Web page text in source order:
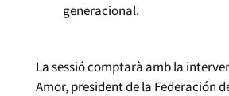
generacional.
La sessió comptarà amb la
Amor, president de la Federación